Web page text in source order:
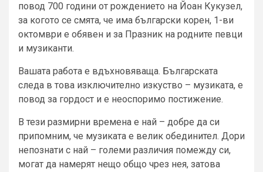
повод 700 години от рождението на Йоан Кукузел,
за когото се смята, че има български корен, 1-ви
октомври е обявен и за Празник на родните певци
и музиканти.
Вашата работа е вдъхновяваща. Българската
следа в това изключително изкуство – музиката, е
повод за гордост и е неоспоримо постижение.
В тези размирни времена е най – добре да си
припомним, че музиката е велик обединител. Дори
непознати с най – големи различия помежду си,
могат да намерят нещо общо чрез нея, затова